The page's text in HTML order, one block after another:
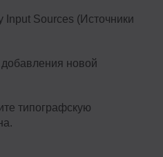
Input Sources (Источники
новой
типографскую